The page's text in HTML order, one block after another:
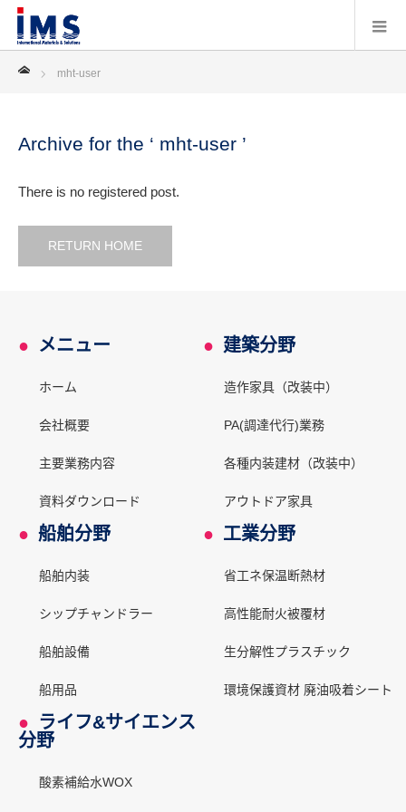
mht-user
Archive for the ‘ mht-user ’
There is no registered post.
RETURN HOME
● メニュー
ホーム
会社概要
主要業務内容
資料ダウンロード
● 建築分野
造作家具（改装中）
PA(調達代行)業務
各種内装建材（改装中）
アウトドア家具
● 船舶分野
船舶内装
シップチャンドラー
船舶設備
船用品
● 工業分野
省工ネ保温断熱材
高性能耐火被覆材
生分解性プラスチック
環境保護資材 廃油吸着シート
● ライフ&サイエンス
分野
酸素補給水WOX